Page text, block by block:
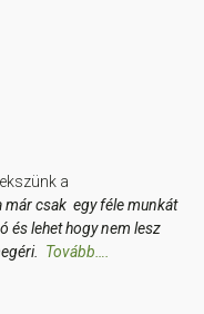
a
már csak egy féle munkát
és lehet hogy nem lesz
Tovább….